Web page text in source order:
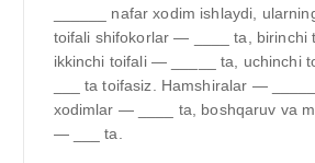
______ nafar xodim ishlaydi,
toifali shifokorlar — ____ ta, birinchi
ikkinchi toifali — _____ ta, uchinchi
___ ta toifasiz. Hamshiralar —
xodimlar — ____ ta, boshqaruv va
— ___ ta.